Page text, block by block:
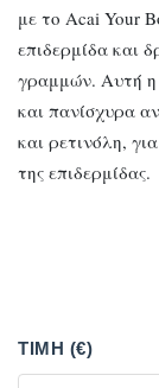
με το Acai Your
επιδερμίδα και
γραμμών. Αυτή η
και πανίσχυρα
και ρετινόλη,
της επιδερμίδας.
ΤΙΜΉ (€)